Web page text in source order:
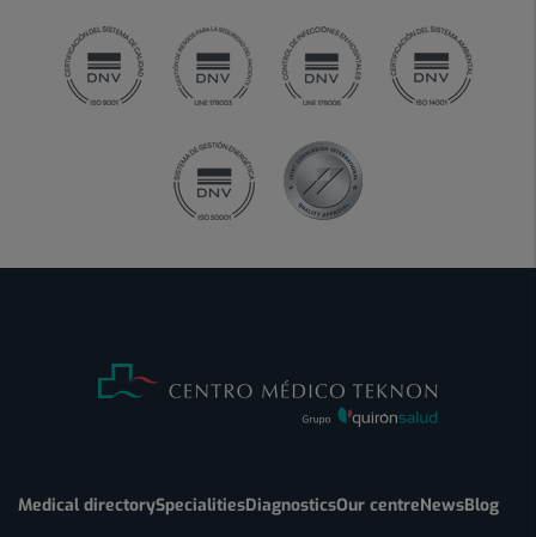
Medical directorySpecialitiesDiagnosticsOur centreNewsBlog